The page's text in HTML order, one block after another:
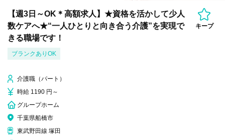
【週3日～OK＊高額求人】★資格を活かして少人
数ケアへ★“一人ひとりと向き合う介護”を実現で
きる職場です！
キープ
ブランクありOK
介護職（パート）
時給 1190 円～
グループホーム
千葉県船橋市
東武野田線 塚田